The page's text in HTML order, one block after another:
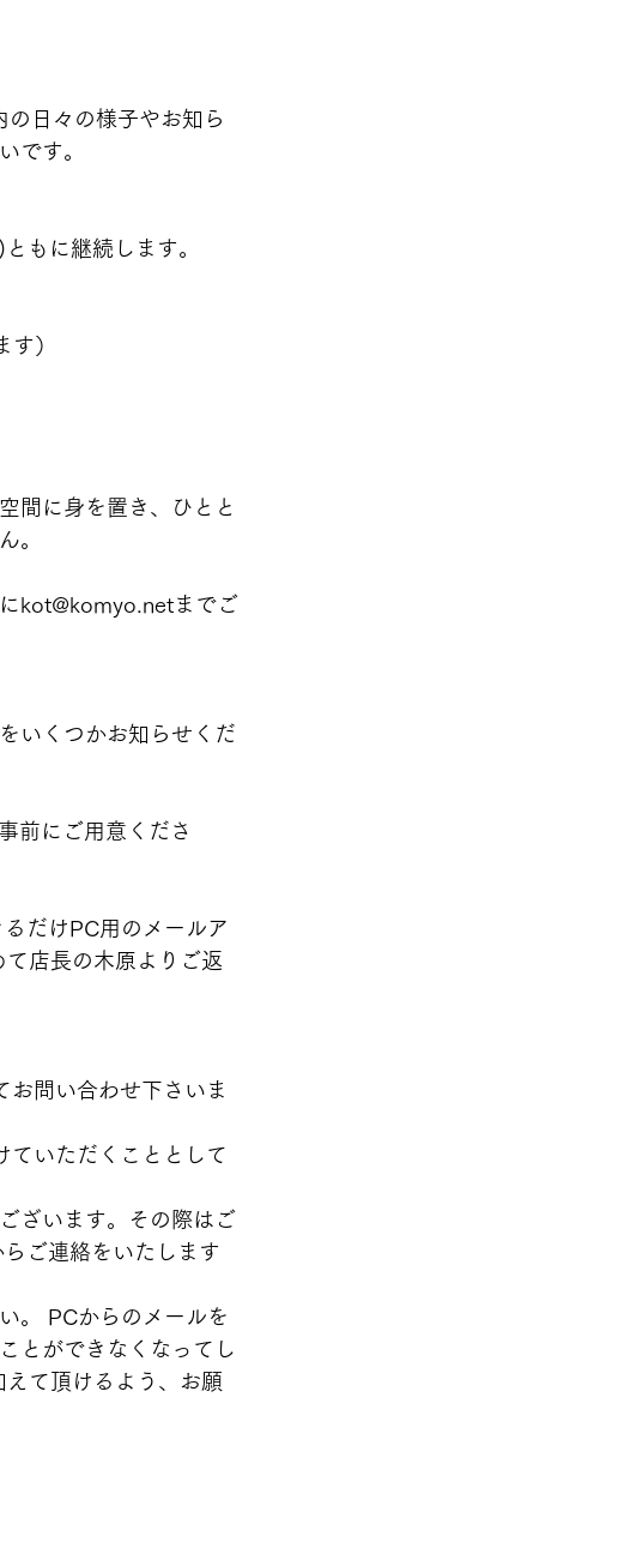
の日々の様子やお知ら
です。
もに継続します。
す）
間に身を置き、ひとと
。
kot@komyo.netまでご
いくつかお知らせくだ
前にご用意くださ
だけPC用のメールア
店長の木原よりご返
お問い合わせ下さいま
ていただくこととして
ざいます。その際はご
ご連絡をいたします
。 PCからのメールを
とができなくなってし
て頂けるよう、お願